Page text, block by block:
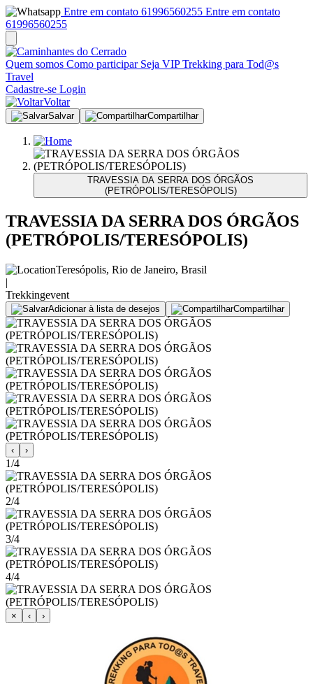
Entre em contato 61996560255 Entre em contato
61996560255
Quem somos Como participarSeja VIPTrekking para Tod@s
Travel
Cadastre-se Login
Voltar
Salvar Compartilhar
TRAVESSIA DA SERRA DOS ÓRGÃOS
(PETRÓPOLIS/TERESÓPOLIS)
TRAVESSIA DA SERRA DOS ÓRGÃOS
(PETRÓPOLIS/TERESÓPOLIS)
Teresópolis, Rio de Janeiro, Brasil
|
Trekkingevent
Adicionar à lista de desejos Compartilhar
‹ ›
1/4
2/4
3/4
4/4
× ‹ ›